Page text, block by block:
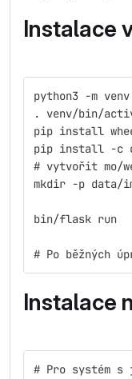
Instalace
python3 -m
. venv/bin/
pip install
pip install -c
# vytvořit mo/
mkdir -p data/
bin/flask run
# Po běžných
Instalace
# Pro systém s